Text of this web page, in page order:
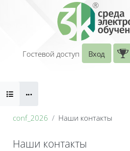
Перейти к основному содержанию
Гостевой доступ
Вход
Блоки
conf_2026 Наши контакты
Наши контакты